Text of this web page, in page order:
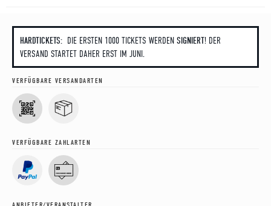
HARDTICKETS: DIE ERSTEN 1000 TICKETS WERDEN SIGNIERT! DER
VERSAND STARTET DAHER ERST IM JUNI.
VERFÜGBARE VERSANDARTEN
VERFÜGBARE ZAHLARTEN